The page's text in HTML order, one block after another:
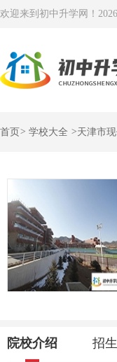
欢迎来到初中升学网！
首页 > 学校大全 >天津市
院校介绍 招